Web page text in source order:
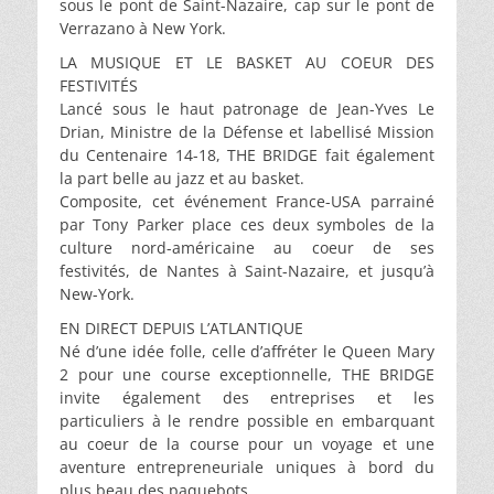
sous le pont de Saint-Nazaire, cap sur le pont de
Verrazano à New York.
LA MUSIQUE ET LE BASKET AU COEUR DES
FESTIVITÉS
Lancé sous le haut patronage de Jean-Yves Le
Drian, Ministre de la Défense et labellisé Mission
du Centenaire 14-18, THE BRIDGE fait également
la part belle au jazz et au basket.
Composite, cet événement France-USA parrainé
par Tony Parker place ces deux symboles de la
culture nord-américaine au coeur de ses
festivités, de Nantes à Saint-Nazaire, et jusqu’à
New-York.
EN DIRECT DEPUIS L’ATLANTIQUE
Né d’une idée folle, celle d’affréter le Queen Mary
2 pour une course exceptionnelle, THE BRIDGE
invite également des entreprises et les
particuliers à le rendre possible en embarquant
au coeur de la course pour un voyage et une
aventure entrepreneuriale uniques à bord du